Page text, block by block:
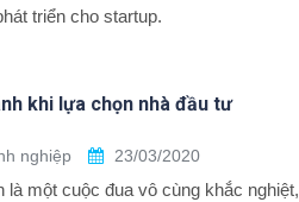
triển cho startup.
khi lựa chọn nhà đầu tư
nghiệp 23/03/2020
là một cuộc đua vô cùng khắc